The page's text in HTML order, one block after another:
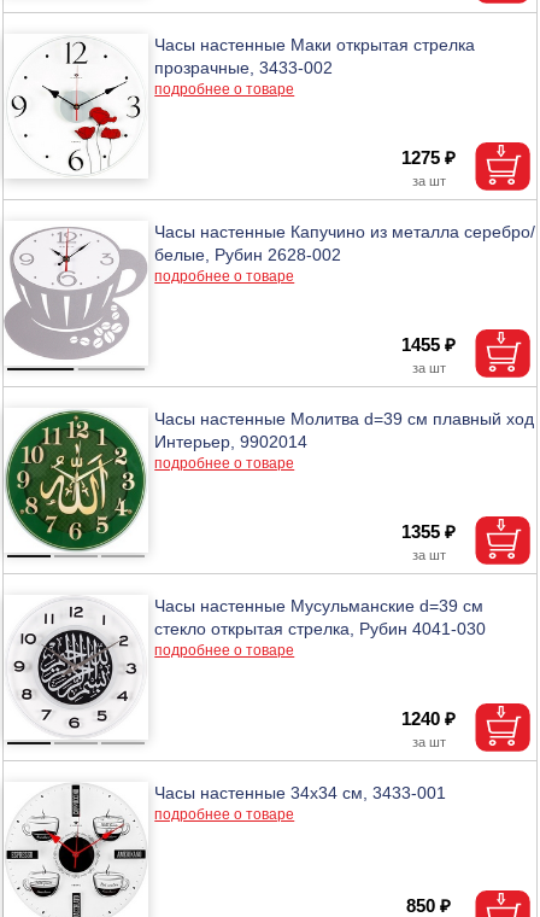
Часы настенные Маки открытая стрелка
прозрачные, 3433-002
подробнее о товаре
1275 ₽
Часы настенные Капучино из металла серебро/
белые, Рубин 2628-002
подробнее о товаре
1455 ₽
Часы настенные Молитва d=39 см плавный ход
Интерьер, 9902014
подробнее о товаре
1355 ₽
Часы настенные Мусульманские d=39 см
стекло открытая стрелка, Рубин 4041-030
подробнее о товаре
1240 ₽
Часы настенные 34х34 см, 3433-001
подробнее о товаре
850 ₽